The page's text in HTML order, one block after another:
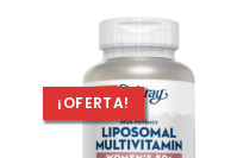
¡OFERTA!